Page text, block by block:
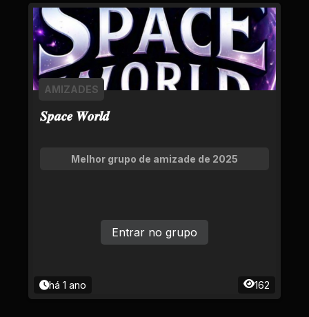
𝑺𝒑𝒂𝒄𝒆 𝑾𝒐𝒓𝒍𝒅
AMIZADES
Melhor grupo de amizade de 2025
há 1 ano 162
Entrar no grupo